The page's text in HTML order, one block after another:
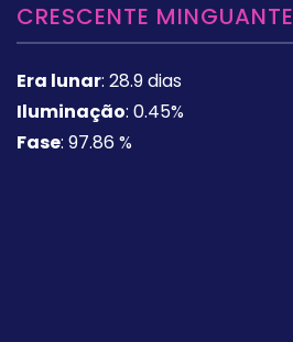
CRESCENTE MINGUANTE
Era lunar: 28.9 dias
Iluminação: 0.45%
Fase: 97.86 %